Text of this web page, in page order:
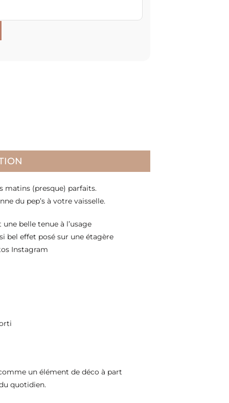
matins (presque) parfaits.
du pep’s à votre vaisselle.
belle tenue à l’usage
bel effet posé sur une étagère
Instagram
un élément de déco à part
du quotidien.